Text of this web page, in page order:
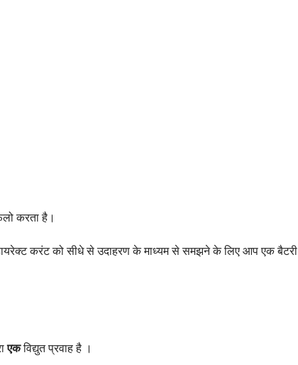
करता है।
करंट को सीधे से उदाहरण के माध्यम से समझने के लिए आप एक बैटरी
एकविद्युत प्रवाह है ।